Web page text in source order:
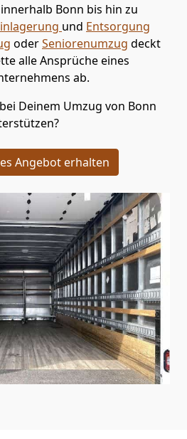
innerhalb Bonn bis hin zu
und Entsorgung
oderSeniorenumzug deckt
alle Ansprüche eines
ab.
Deinem Umzug von Bonn
Angebot erhalten